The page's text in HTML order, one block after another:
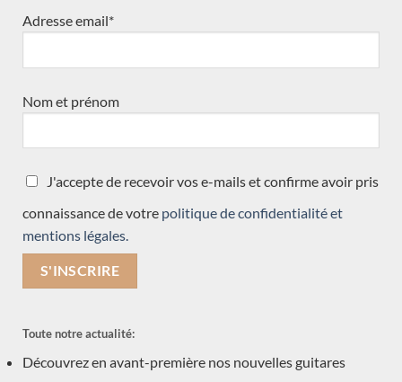
Toby Rzepka
Martin Blackwell
Daryl Perry
Kevin Muiderman
Valentim Carlos Gomes
Julien Garcia
Graham Caldersmith
Constantin Dumitriu
Daniele Marrabello
Adresse email*
Nom et prénom
J'accepte de recevoir vos e-mails et confirme avoir pris
connaissance de votre politique de confidentialité et
mentions légales.
Toute notre actualité:
Découvrez en avant-première nos nouvelles guitares